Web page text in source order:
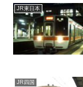
JR東日本
JR四国